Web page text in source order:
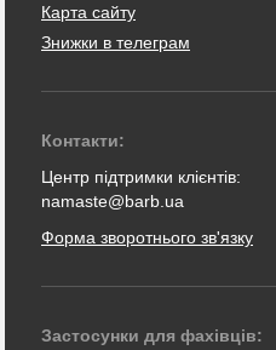
Карта сайту
Знижки в телеграм
Контакти:
Центр підтримки клієнтів:
namaste@barb.ua
Форма зворотнього зв'язку
Застосунки для фахівців: